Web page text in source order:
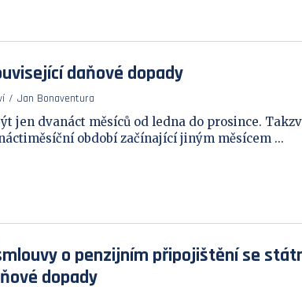
daňové dopady
Jan Bonaventura
jen dvanáct měsíců od ledna do prosince.
období začínající jiným měsícem ...
o penzijním připojištění se
dopady